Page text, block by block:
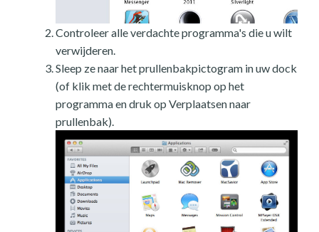
Controleer alle verdachte programma's die u wilt
verwijderen.
Sleep ze naar het prullenbakpictogram in uw dock
(of klik met de rechtermuisknop op het
programma en druk op Verplaatsen naar
prullenbak).